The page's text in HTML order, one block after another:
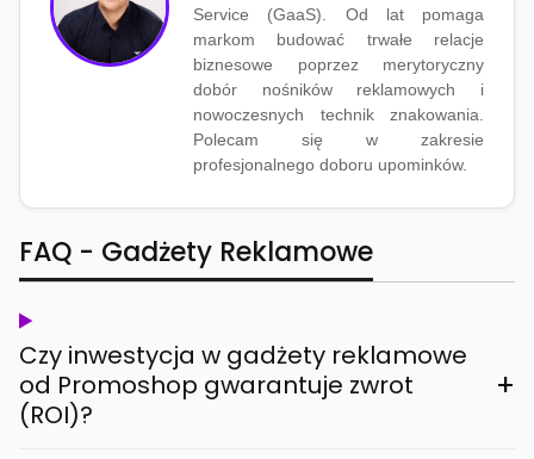
Service (GaaS). Od lat pomaga
markom budować trwałe relacje
biznesowe poprzez merytoryczny
dobór nośników reklamowych i
nowoczesnych technik znakowania.
Polecam się w zakresie
profesjonalnego doboru upominków.
FAQ - Gadżety Reklamowe
Czy inwestycja w gadżety reklamowe
od Promoshop gwarantuje zwrot
(ROI)?
+